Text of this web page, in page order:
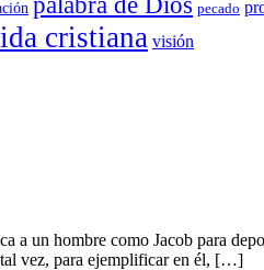
pecado
cristiana visión
a un hombre como Jacob para
tal vez, para ejemplificar en él, […]